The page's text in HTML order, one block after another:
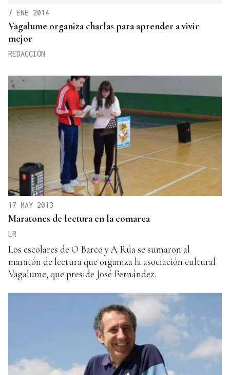
7 ENE 2014
Vagalume organiza charlas para aprender a vivir
mejor
REDACCIÓN
17 MAY 2013
Maratones de lectura en la comarca
LR
Los escolares de O Barco y A Rúa se sumaron al
maratón de lectura que organiza la asociación cultural
Vagalume, que preside José Fernández.